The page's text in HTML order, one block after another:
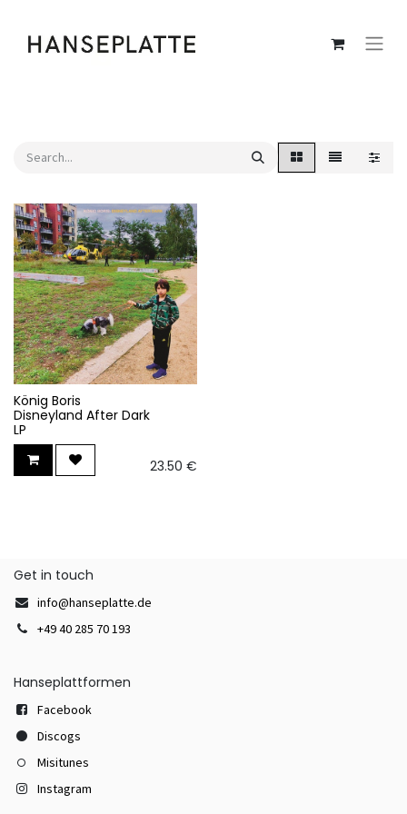
König Boris
Disneyland After Dark
LP
23.50 €
Get in touch
info@hanseplatte.de
+49 40 285 70 193
Hanseplattformen
Facebook
Discogs
Misitunes
Instagram